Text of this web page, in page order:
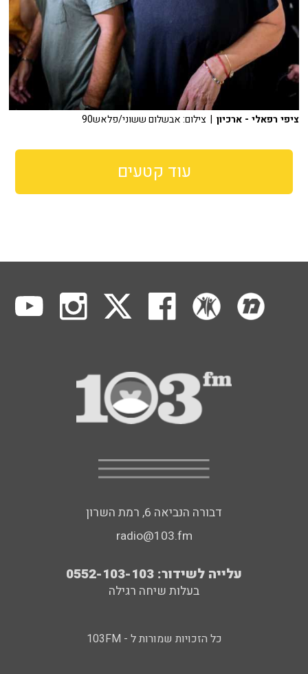
ציפי רפאלי - ארכיון | צילום: אבשלום ששוני/פלאש90
עוד קטעים
דבורה הנביאה 6, רמת השרון
radio@103.fm
עלייה לשידור: 0552-103-103
בעלות שיחה רגילה
כל הזכויות שמורות ל - 103FM